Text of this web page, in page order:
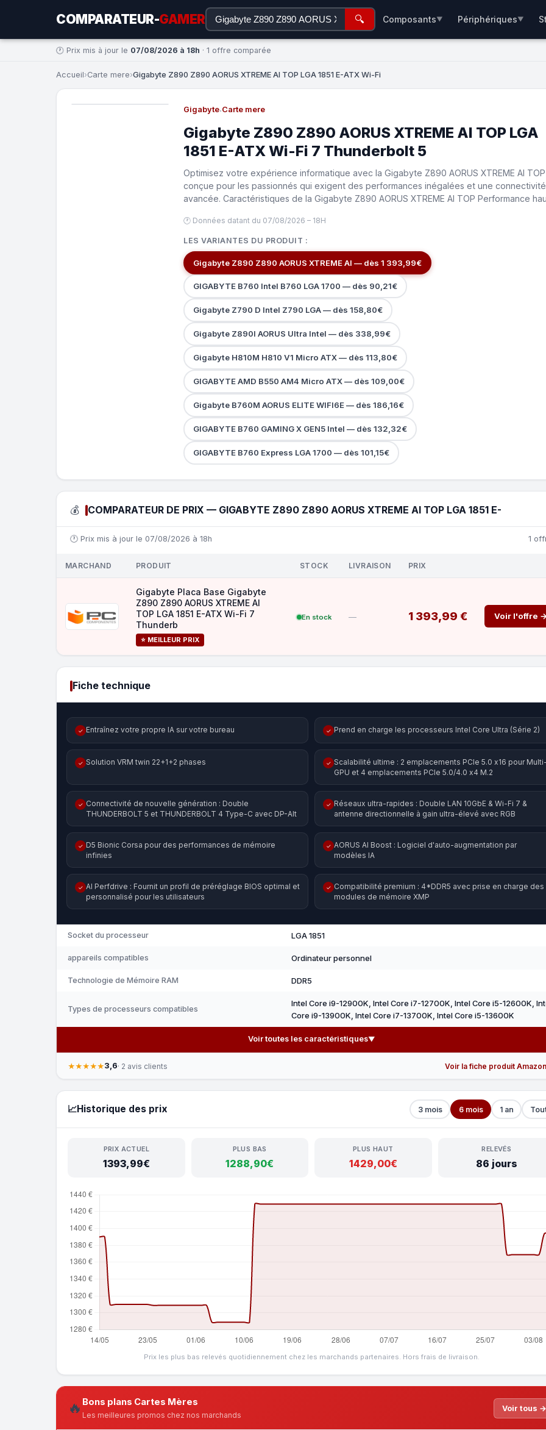
COMPARATEUR-GAMER 🔍 Composants▼ Périphériques▼
🕐 Prix mis à jour le 07/08/2026 à 18h · 1 offre comparée
Accueil›Carte mere›Gigabyte Z890 Z890 AORUS XTREME AI TOP LGA 1851 E-ATX Wi-Fi
Gigabyte·Carte mere
Gigabyte Z890 Z890 AORUS XTREME AI TOP LGA
1851 E-ATX Wi-Fi 7 Thunderbolt 5
Optimisez votre expérience informatique avec la Gigabyte Z890 AORUS XTREME AI TOP
conçue pour les passionnés qui exigent des performances inégalées et une connectivité
avancée. Caractéristiques de la Gigabyte Z890 AORUS XTREME AI TOP Performance
🕐 Données datant du 07/08/2026 – 18H
LES VARIANTES DU PRODUIT :
Gigabyte Z890 Z890 AORUS XTREME AI — dès 1 393,99€
GIGABYTE B760 Intel B760 LGA 1700 — dès 90,21€
Gigabyte Z790 D Intel Z790 LGA — dès 158,80€
Gigabyte Z890I AORUS Ultra Intel — dès 338,99€
Gigabyte H810M H810 V1 Micro ATX — dès 113,80€
GIGABYTE AMD B550 AM4 Micro ATX — dès 109,00€
Gigabyte B760M AORUS ELITE WIFI6E — dès 186,16€
GIGABYTE B760 GAMING X GEN5 Intel — dès 132,32€
GIGABYTE B760 Express LGA 1700 — dès 101,15€
💰 COMPARATEUR DE PRIX — GIGABYTE Z890 Z890 AORUS XTREME AI TOP LGA 1851 E-
🕐 Prix mis à jour le 07/08/2026 à 18h 1
MARCHAND PRODUIT STOCK LIVRAISON PRIX
Gigabyte Placa Base Gigabyte
Z890 Z890 AORUS XTREME AI
TOP LGA 1851 E-ATX Wi-Fi 7
Thunderb
⭐ MEILLEUR PRIX
En stock — 1 393,99 € Voir l'offre
Fiche technique
✓ Entraînez votre propre IA sur votre bureau ✓ Prend en charge les processeurs Intel Core Ultra (Série 2)
✓ Solution VRM twin 22+1+2 phases ✓ Scalabilité ultime : 2 emplacements PCIe 5.0 x16 pour
GPU et 4 emplacements PCIe 5.0/4.0 x4 M.2
✓ Connectivité de nouvelle génération : Double
THUNDERBOLT 5 et THUNDERBOLT 4 Type-C avec DP-Alt
✓ Réseaux ultra-rapides : Double LAN 10GbE & Wi-Fi 7 &
antenne directionnelle à gain ultra-élevé avec RGB
✓ D5 Bionic Corsa pour des performances de mémoire
infinies
✓ AORUS AI Boost : Logiciel d'auto-augmentation par
modèles IA
✓ AI Perfdrive : Fournit un profil de préréglage BIOS optimal et
personnalisé pour les utilisateurs
✓ Compatibilité premium : 4*DDR5 avec prise en charge des
modules de mémoire XMP
Socket du processeur LGA 1851
appareils compatibles Ordinateur personnel
Technologie de Mémoire RAM DDR5
Types de processeurs compatibles
Intel Core i9-12900K, Intel Core i7-12700K, Intel Core i5-12600K,
Core i9-13900K, Intel Core i7-13700K, Intel Core i5-13600K
Voir toutes les caractéristiques▼
★★★★★3,6· 2 avis clients Voir la fiche produit
📈Historique des prix 3 mois 6 mois 1 an
PRIX ACTUEL
1393,99€
PLUS BAS
1288,90€
PLUS HAUT
1429,00€
RELEVÉS
86 jours
Prix les plus bas relevés quotidiennement chez les marchands partenaires. Hors frais de livraison.
🔥 Bons plans Cartes Mères
Les meilleures promos chez nos marchands
Voir tous →